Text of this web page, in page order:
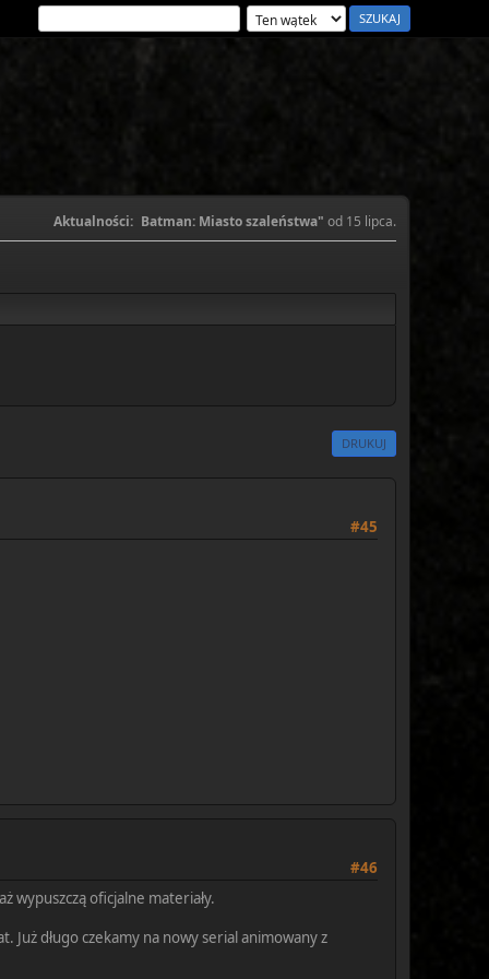
Aktualności: Batman: Miasto szaleństwa" od 15 lipca.
DRUKUJ
#45
#46
wypuszczą oficjalne materiały.
Już długo czekamy na nowy serial animowany z